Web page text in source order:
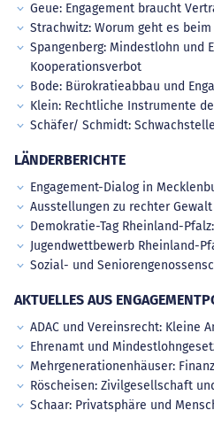
Geue: Engagement braucht
Strachwitz: Worum geht es beim
Spangenberg: Mindestlohn und
Kooperationsverbot
Bode: Bürokratieabbau und
Klein: Rechtliche Instrumente
Schäfer/ Schmidt:
LÄNDERBERICHTE
Engagement-Dialog in
Ausstellungen zu rechter
Demokratie-Tag Rheinland-
Jugendwettbewerb Rheinland-
Sozial- und
AKTUELLES AUS
ADAC und Vereinsrecht: Kleine
Ehrenamt und
Mehrgenerationenhäuser:
Röscheisen: Zivilgesellschaft
Schaar: Privatsphäre und